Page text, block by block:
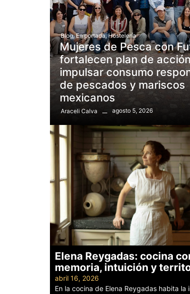
Blog, En portada, Hostelería
Mujeres de Pesca con
fortalecen plan de
impulsar consumo
de pescados y mariscos
mexicanos
Araceli Calva agosto 5, 2026
Elena Reygadas: cocina
memoria, intuición y
abril 16, 2026
En la cocina de Elena Reygadas habita la